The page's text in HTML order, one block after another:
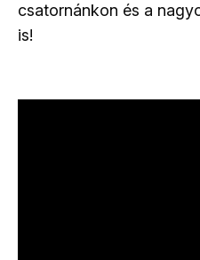
csatornánkon és a
is!